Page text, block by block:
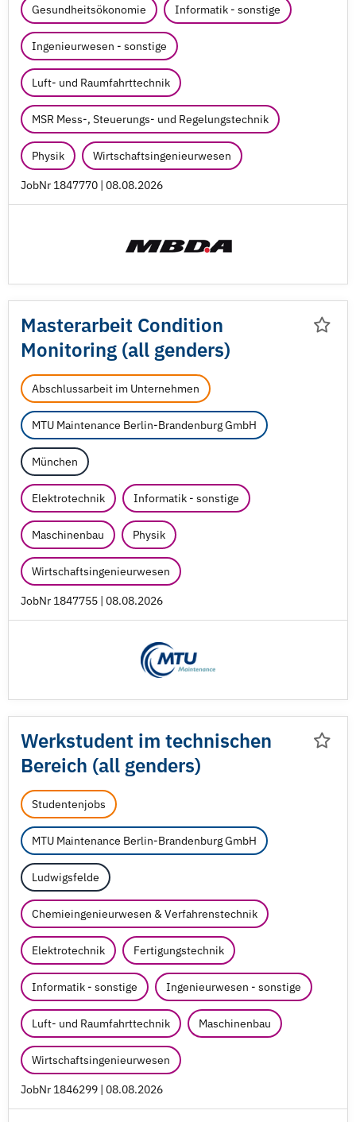
Gesundheitsökonomie Informatik - sonstige
Ingenieurwesen - sonstige
Luft- und Raumfahrttechnik
MSR Mess-, Steuerungs- und Regelungstechnik
Physik Wirtschaftsingenieurwesen
JobNr 1847770 | 08.08.2026
Masterarbeit Condition
Monitoring (all genders)
Abschlussarbeit im Unternehmen
MTU Maintenance Berlin-Brandenburg GmbH
München
Elektrotechnik Informatik - sonstige
Maschinenbau Physik
Wirtschaftsingenieurwesen
JobNr 1847755 | 08.08.2026
Werkstudent im technischen
Bereich (all genders)
Studentenjobs
MTU Maintenance Berlin-Brandenburg GmbH
Ludwigsfelde
Chemieingenieurwesen & Verfahrenstechnik
Elektrotechnik Fertigungstechnik
Informatik - sonstige Ingenieurwesen - sonstige
Luft- und Raumfahrttechnik Maschinenbau
Wirtschaftsingenieurwesen
JobNr 1846299 | 08.08.2026